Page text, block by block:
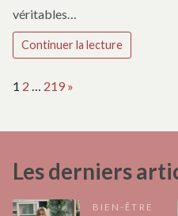
véritables…
Continuer la lecture
Page:
1 2 … 219 Next
»
Les derniers
BIEN-ÊTRE